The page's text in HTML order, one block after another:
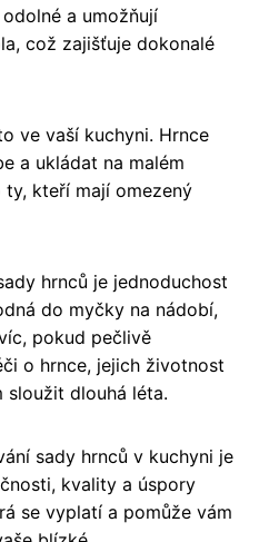
a umožňují
což zajišťuje dokonalé
ve vaší kuchyni. Hrnce
a ukládat na malém
kteří mají omezený
hrnců je jednoduchost
do myčky na nádobí,
pokud pečlivě
o hrnce, jejich životnost
sloužit dlouhá léta.
sady hrnců v kuchyni je
kvality a úspory
se vyplatí a pomůže vám